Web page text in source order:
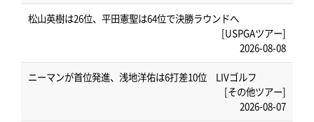
松山英樹は26位、平田憲聖は64位で決勝ラウンドへ
[USPGAツアー]
2026-08-08
ニーマンが首位発進、浅地洋佑は6打差10位 LIVゴルフ
[その他ツアー]
2026-08-07